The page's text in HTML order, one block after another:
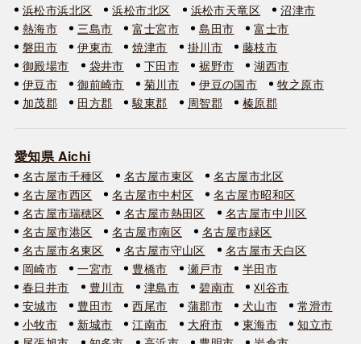
浜松市浜北区
浜松市北区 浜松市天竜区
沼津市
熱海市
三島市 富士宮市 島田市
富士市
磐田市
伊東市 焼津市 掛川市
藤枝市
御殿場市
袋井市 下田市 裾野市
湖西市
伊豆市
御前崎市 菊川市 伊豆の国市
牧之原市
加茂郡
田方郡 駿東郡 周智郡 榛原郡
愛知県 Aichi
名古屋市千種区 名古屋市東区
名古屋市北区
名古屋市西区
名古屋市中村区
名古屋市昭和区
名古屋市瑞穂区
名古屋市熱田区
名古屋市中川区
名古屋市港区
名古屋市南区
名古屋市緑区
名古屋市名東区
名古屋市守山区
名古屋市天白区
岡崎市
一宮市 豊橋市 瀬戸市
半田市
春日井市
豊川市 津島市 碧南市
刈谷市
安城市
豊田市 西尾市 蒲郡市 犬山市
常滑市
小牧市
新城市 江南市 大府市 東海市
知立市